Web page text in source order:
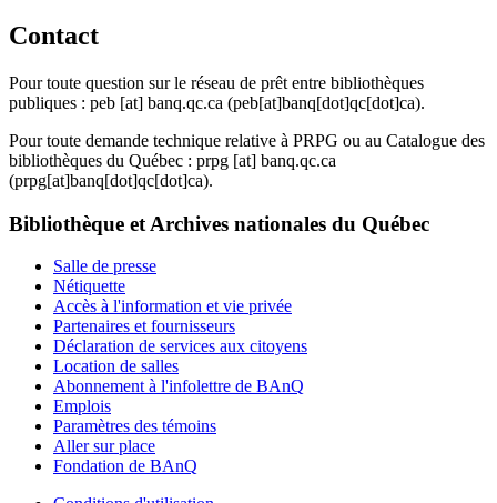
Contact
Pour toute question sur le réseau de prêt entre bibliothèques
publiques : peb [at] banq.qc.ca (peb[at]banq[dot]qc[dot]ca).
Pour toute demande technique relative à PRPG ou au Catalogue des
bibliothèques du Québec : prpg [at] banq.qc.ca
(prpg[at]banq[dot]qc[dot]ca).
Bibliothèque et Archives nationales du Québec
Salle de presse
Nétiquette
Accès à l'information et vie privée
Partenaires et fournisseurs
Déclaration de services aux citoyens
Location de salles
Abonnement à l'infolettre de BAnQ
Emplois
Paramètres des témoins
Aller sur place
Fondation de BAnQ